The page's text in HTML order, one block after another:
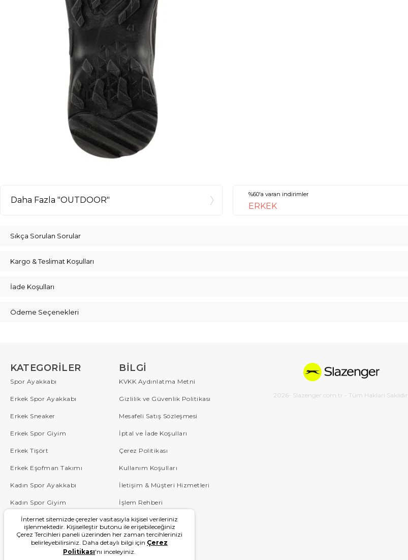
Daha Fazla "OUTDOOR"
%60'a varan indirimler
ERKEK
Sıkça Sorulan Sorular
Kargo & Teslimat Koşulları
İade Koşulları
Ödeme Seçenekleri
KATEGORILER
Spor Ayakkabı
Erkek Spor Ayakkabı
Erkek Sneaker
Erkek Spor Giyim
Erkek Tişört
Erkek Eşofman Takımı
Kadın Spor Ayakkabı
Kadın Spor Giyim
Çocuk
Blog
BILGI
KVKK Aydınlatma Metni
Gizlilik ve Güvenlik Politikası
Mesafeli Satış Sözleşmesi
İptal ve İade Koşulları
Çerez Politikası
Kullanım Koşulları
İletişim & Müşteri Hizmetleri
İşlem Rehberi
Sipariş Takip
Sıkça Sorulan Sorular
Kampanyalar
2026- Slazenger.com.tr - Tüm Hakları Saklıdır.
İnternet sitemizde çerezler vasıtasıyla kişisel verileriniz
işlenmektedir. Kişiselleştir butonu ile erişebileceğiniz
Çerez Tercihleri paneli üzerinden her zaman tercihlerinizi
belirleyebilirsiniz. Daha detaylı bilgi için Çerez
Politikası'nı inceleyiniz.